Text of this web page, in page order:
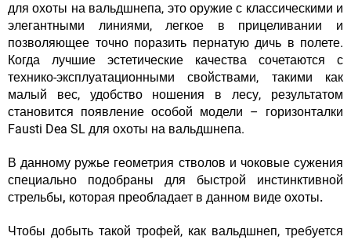
дляохоты на вальдшнепа, это оружие с классическими и
элегантными линиями, легкое в прицеливании и
позволяющее точно поразить пернатую дичь в полете.
Когда лучшие эстетические качества сочетаются с
технико-эксплуатационными свойствами, такими как
малый вес, удобство ношения в лесу, результатом
становится появление особой модели – горизонталки
Fausti Dea SL для охоты на вальдшнепа.
В данному ружье геометрия стволов и чоковые сужения
специально подобраны для быстрой инстинктивной
стрельбы, которая преобладает в данном виде охоты.
Чтобы добыть такой трофей, как вальдшнеп, требуется